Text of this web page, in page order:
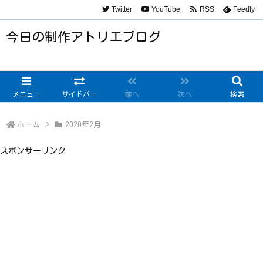
今日の制作アトリエブログ
メニュー サイドバー 前へ 次へ 検索
Twitter YouTube RSS Feedly
ホーム > 2020年2月
スポンサーリンク